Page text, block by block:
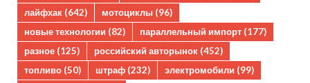
лайфхак (642) мотоциклы (96)
новые технологии (82) параллельный импорт (177)
разное (125) российский авторынок (452)
топливо (50) штраф (232) электромобили (99)